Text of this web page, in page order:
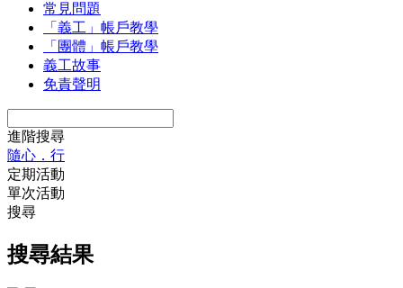
常見問題
「義工」帳戶教學
「團體」帳戶教學
義工故事
免責聲明
進階搜尋
隨心．行
定期活動
單次活動
搜尋
搜尋結果